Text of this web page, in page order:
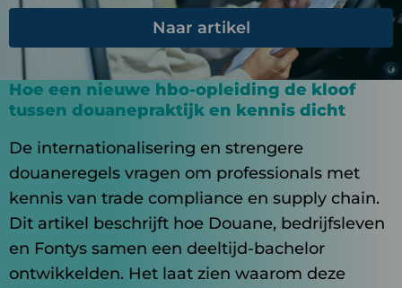
Naar artikel
Hoe een nieuwe hbo-opleiding de kloof
tussen douanepraktijk en kennis dicht
De internationalisering en strengere
douaneregels vragen om professionals met
kennis van trade compliance en supply chain.
Dit artikel beschrijft hoe Douane, bedrijfsleven
en Fontys samen een deeltijd-bachelor
ontwikkelden. Het laat zien waarom deze